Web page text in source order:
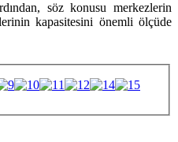
söz konusu merkezlerin
kapasitesini önemli ölçüde